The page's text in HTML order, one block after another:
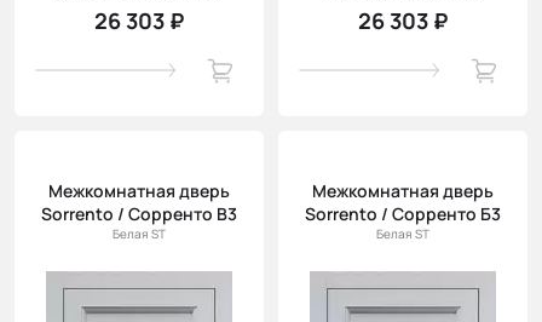
26 303 ₽ 26 303 ₽
Межкомнатная дверь
Sorrento / Сорренто В3
Белая ST
Межкомнатная дверь
Sorrento / Сорренто Б3
Белая ST